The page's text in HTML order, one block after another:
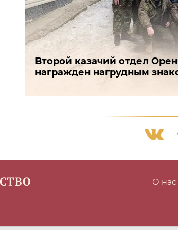
Второй казачий отдел
награжден нагрудным
О нас